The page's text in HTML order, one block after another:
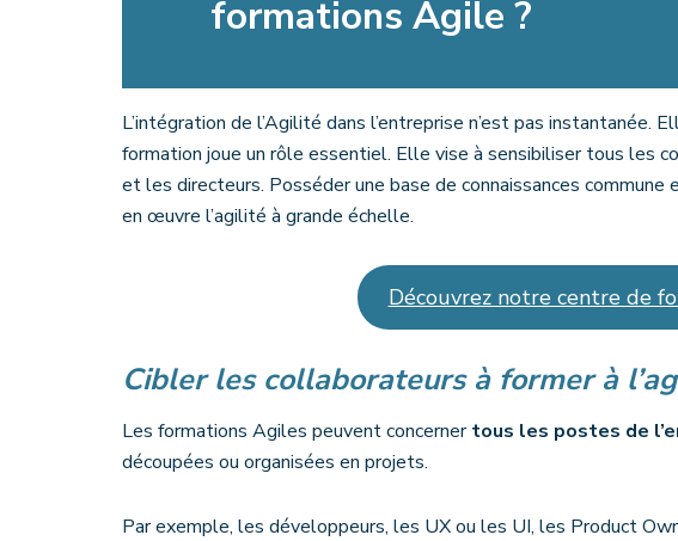
formations Agile ?
L’intégration de l’Agilité dans l’entreprise n’est pas instantanée.
formation joue un rôle essentiel. Elle vise à sensibiliser tous les
et les directeurs. Posséder une base de connaissances commune
en œuvre l’agilité à grande échelle.
Découvrez notre centre de
Cibler les collaborateurs à former à
Les formations Agiles peuvent concernertous les postes de
découpées ou organisées en projets.
Par exemple, les développeurs, les UX ou les UI, les Product